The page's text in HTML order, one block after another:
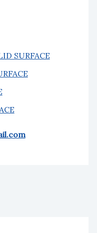
SURFACE